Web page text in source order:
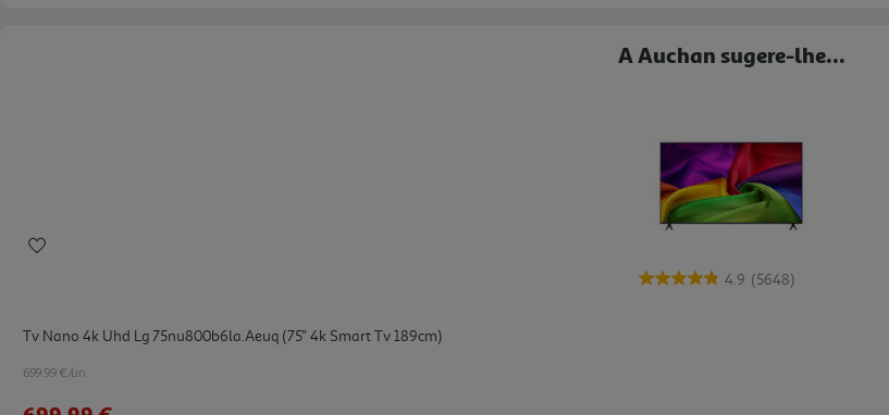
A Auchan sugere-lhe...
4.9 (5648)
Tv Nano 4k Uhd Lg 75nu800b6la.aeuq (75'' 4k Smart Tv 189cm)
699.99 €/un